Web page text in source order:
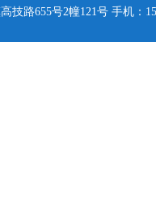
技路655号2幢121号 手机：